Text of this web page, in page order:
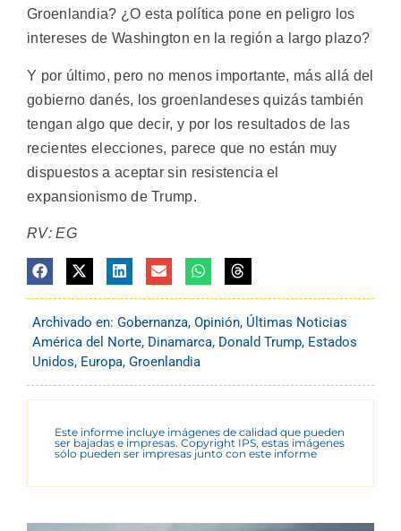
Groenlandia? ¿O esta política pone en peligro los
intereses de Washington en la región a largo plazo?
Y por último, pero no menos importante, más allá del
gobierno danés, los groenlandeses quizás también
tengan algo que decir, y por los resultados de las
recientes elecciones, parece que no están muy
dispuestos a aceptar sin resistencia el
expansionismo de Trump.
RV: EG
Archivado en: Gobernanza, Opinión, Últimas Noticias
América del Norte, Dinamarca, Donald Trump, Estados
Unidos, Europa, Groenlandia
Este informe incluye imágenes de calidad que pueden
ser bajadas e impresas. Copyright IPS, estas imágenes
sólo pueden ser impresas junto con este informe